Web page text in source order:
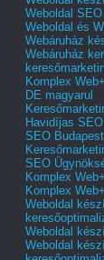
Weboldal
Weboldal és
Webáruház
Webáruház
Komplex
DE magyarul
Havidíjas
SEO Budapest
SEO
Komplex
Komplex
Weboldal
Weboldal
Weboldal